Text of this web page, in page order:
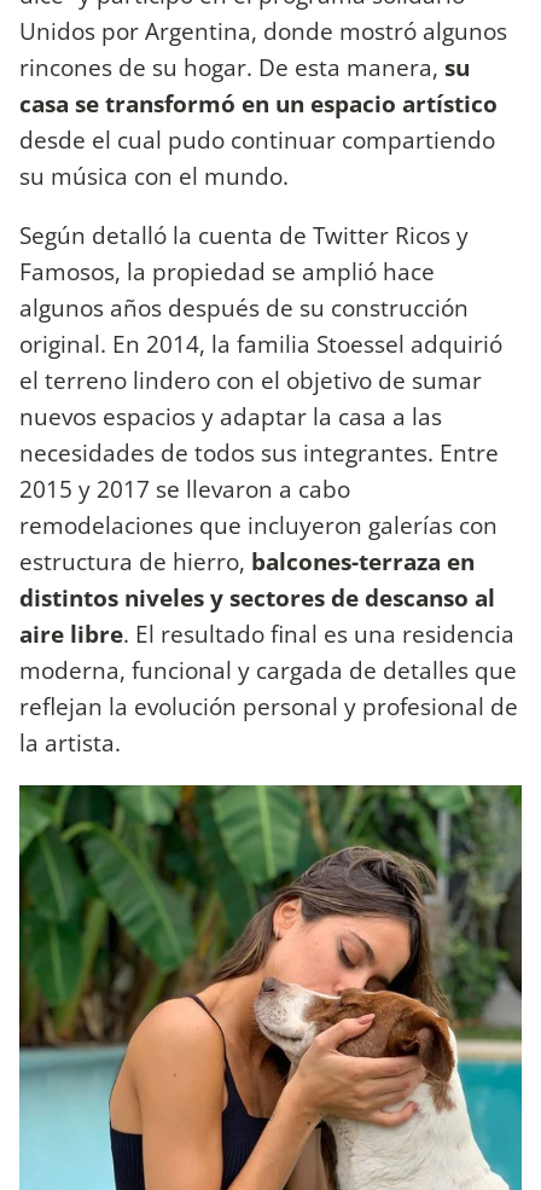
Unidos por Argentina, donde mostró algunos
rincones de su hogar. De esta manera, su
casa se transformó en un espacio artístico
desde el cual pudo continuar compartiendo
su música con el mundo.
Según detalló la cuenta de Twitter Ricos y
Famosos, la propiedad se amplió hace
algunos años después de su construcción
original. En 2014, la familia Stoessel adquirió
el terreno lindero con el objetivo de sumar
nuevos espacios y adaptar la casa a las
necesidades de todos sus integrantes. Entre
2015 y 2017 se llevaron a cabo
remodelaciones que incluyeron galerías con
estructura de hierro, balcones-terraza en
distintos niveles y sectores de descanso al
aire libre. El resultado final es una residencia
moderna, funcional y cargada de detalles que
reflejan la evolución personal y profesional de
la artista.